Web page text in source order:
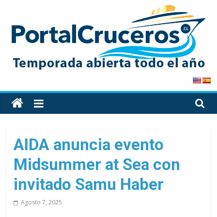
content
PortalCruceros
Toda
la
cruceros
en
un
solo
AIDA anuncia evento
Midsummer at Sea con
invitado Samu Haber
Agosto 7, 2025